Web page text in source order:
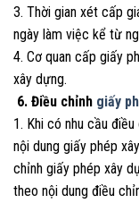
3. Thời gian xét cấp
ngày làm việc kể từ
4. Cơ quan cấp giấy
xây dựng.
6. Điều chỉnh giấy
1. Khi có nhu cầu
nội dung giấy phép
chỉnh giấy phép xây
theo nội dung điều